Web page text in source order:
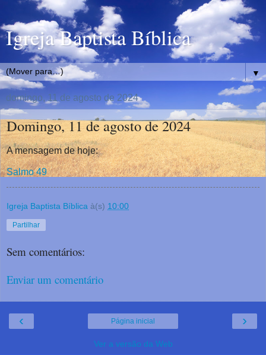
Igreja Baptista Bíblica
▼
domingo, 11 de agosto de 2024
Domingo, 11 de agosto de 2024
A mensagem de hoje:
Salmo 49
Igreja Baptista Bíblica à(s) 10:00
Partilhar
Sem comentários:
Enviar um comentário
‹ ›
Página inicial
Ver a versão da Web